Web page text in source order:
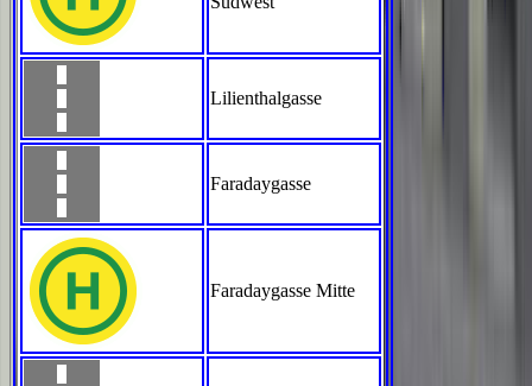
Lilienthalgasse
Faradaygasse
Faradaygasse Mitte